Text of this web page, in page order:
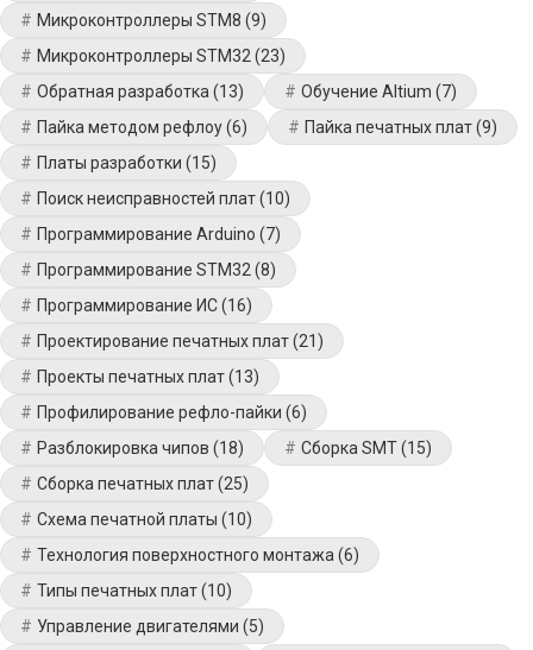
Микроконтроллеры STM8 (9)
Микроконтроллеры STM32 (23)
Обратная разработка (13) Обучение Altium (7)
Пайка методом рефлоу(6) Пайка печатных плат(9)
Платы разработки (15)
Поиск неисправностей плат(10)
Программирование Arduino (7)
Программирование STM32 (8)
Программирование ИС(16)
Проектирование печатных плат(21)
Проекты печатных плат(13)
Профилирование рефло-пайки (6)
Разблокировка чипов (18) Сборка SMT(15)
Сборка печатных плат(25)
Схема печатной платы (10)
Технология поверхностного монтажа (6)
Типы печатных плат(10)
Управление двигателями (5)